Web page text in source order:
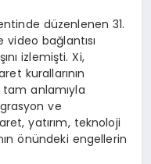
düzenlenen 31.
video bağlantısı
izlemişti. Xi,
kurallarının
anlamıyla
ve
yatırım, teknoloji
önündeki engellerin